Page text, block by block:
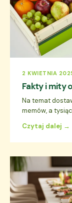
2 KWIETNIA
Fakty i mity
Na temat
memów, a
Czytaj dalej →